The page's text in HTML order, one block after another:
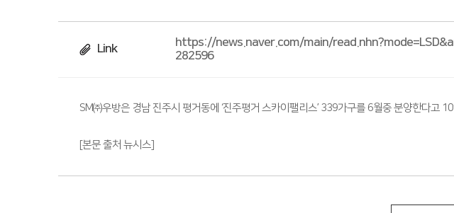
Link
https://news.naver.com/main/
282596
SM㈜우방은 경남 진주시 평거동에 ‘진주평거 스카이팰리스’ 339가구를 6월중 분양한다고
[본문 출처 뉴시스]